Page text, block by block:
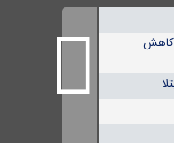
کاهش